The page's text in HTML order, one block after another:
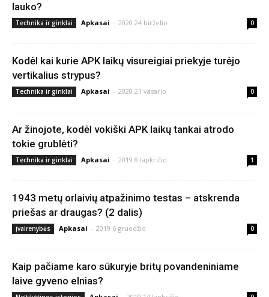
lauko?
Technika ir ginklai Apkasai - 2020 24 birželio 0
Kodėl kai kurie APK laikų visureigiai priekyje turėjo
vertikalius strypus?
Technika ir ginklai Apkasai - 2020 21 vasario 0
Ar žinojote, kodėl vokiški APK laikų tankai atrodo
tokie grublėti?
Technika ir ginklai Apkasai - 2019 8 lapkričio 1
1943 metų orlaivių atpažinimo testas – atskrenda
priešas ar draugas? (2 dalis)
Įvairenybės Apkasai - 2019 6 gruodžio 0
Kaip pačiame karo sūkuryje britų povandeniniame
laive gyveno elnias?